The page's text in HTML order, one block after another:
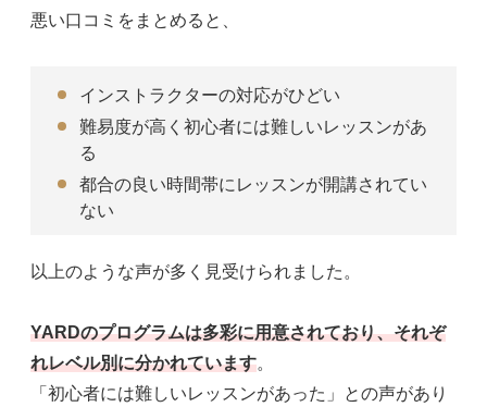
悪い口コミをまとめると、
インストラクターの対応がひどい
難易度が高く初心者には難しいレッスンがあ
る
都合の良い時間帯にレッスンが開講されてい
ない
以上のような声が多く見受けられました。
YARDのプログラムは多彩に用意されており、それぞ
れレベル別に分かれています。
「初心者には難しいレッスンがあった」との声があり